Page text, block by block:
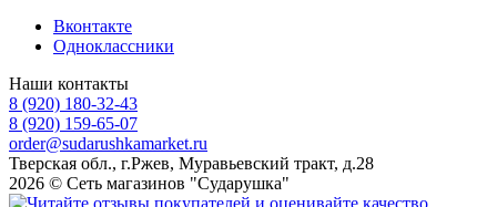
Вконтакте
Одноклассники
Наши контакты
8 (920) 180-32-43
8 (920) 159-65-07
order@sudarushkamarket.ru
Тверская обл., г.Ржев, Муравьевский тракт, д.28
2026 © Сеть магазинов "Сударушка"